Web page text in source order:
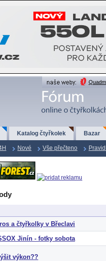
Katalog čtyřkolek Bazar
Nové Vše přečteno
a čtyřkolky v Břeclavi
Jinín - fotky sobota
výkon??